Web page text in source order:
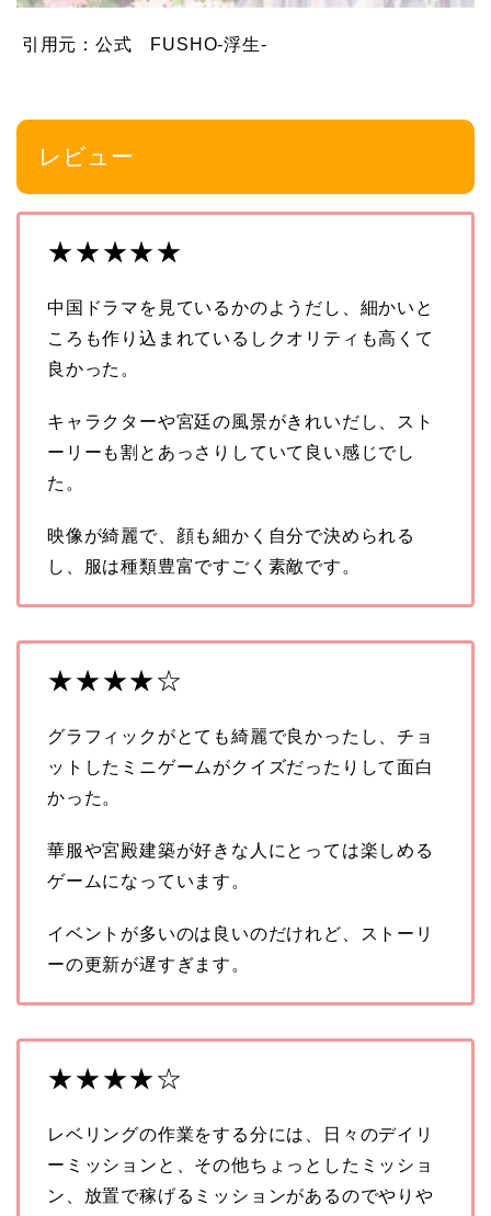
引用元：公式 FUSHO-浮生-
レビュー
★★★★★
中国ドラマを見ているかのようだし、細かいと
ころも作り込まれているしクオリティも高くて
良かった。
キャラクターや宮廷の風景がきれいだし、スト
ーリーも割とあっさりしていて良い感じでし
た。
映像が綺麗で、顔も細かく自分で決められる
し、服は種類豊富ですごく素敵です。
★★★★☆
グラフィックがとても綺麗で良かったし、チョ
ットしたミニゲームがクイズだったりして面白
かった。
華服や宮殿建築が好きな人にとっては楽しめる
ゲームになっています。
イベントが多いのは良いのだけれど、ストーリ
ーの更新が遅すぎます。
★★★★☆
レベリングの作業をする分には、日々のデイリ
ーミッションと、その他ちょっとしたミッショ
ン、放置で稼げるミッションがあるのでやりや